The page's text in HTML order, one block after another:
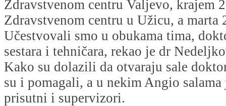
Zdravstvenom centru Valjevo, krajem
Zdravstvenom centru u Užicu, a marta
Učestvovali smo u obukama tima,
sestara i tehničara, rekao je dr
Kako su dolazili da otvaraju sale
su i pomagali, a u nekim Angio salama
prisutni i supervizori.